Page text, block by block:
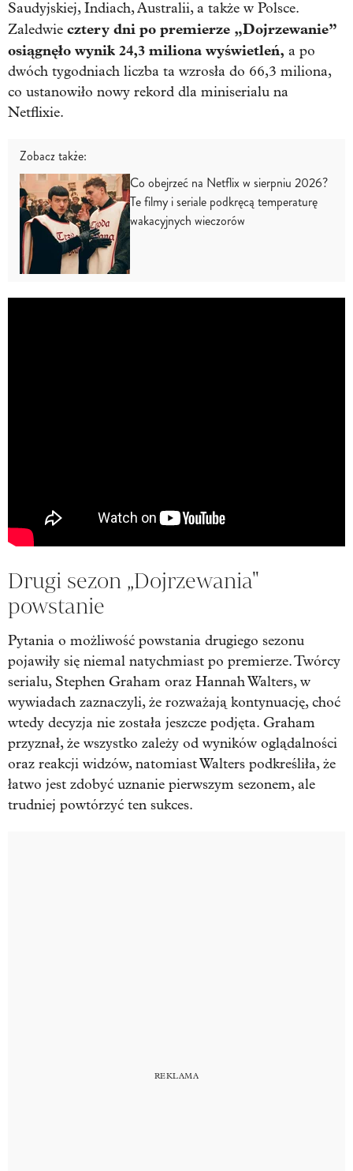
Saudyjskiej, Indiach, Australii, a także w Polsce.
Zaledwie cztery dni po premierze „Dojrzewanie”
osiągnęło wynik 24,3 miliona wyświetleń, a po
dwóch tygodniach liczba ta wzrosła do 66,3 miliona,
co ustanowiło nowy rekord dla miniserialu na
Netflixie.
Zobacz także:
Co obejrzeć na Netflix w sierpniu 2026?
Te filmy i seriale podkręcą temperaturę
wakacyjnych wieczorów
Drugi sezon „Dojrzewania"
powstanie
Pytania o możliwość powstania drugiego sezonu
pojawiły się niemal natychmiast po premierze. Twórcy
serialu, Stephen Graham oraz Hannah Walters, w
wywiadach zaznaczyli, że rozważają kontynuację, choć
wtedy decyzja nie została jeszcze podjęta. Graham
przyznał, że wszystko zależy od wyników oglądalności
oraz reakcji widzów, natomiast Walters podkreśliła, że
łatwo jest zdobyć uznanie pierwszym sezonem, ale
trudniej powtórzyć ten sukces.